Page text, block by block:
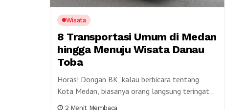
Wisata
8 Transportasi Umum di Medan
hingga Menuju Wisata Danau
Toba
Horas! Dongan BK, kalau berbicara tentang
Kota Medan, biasanya orang langsung teringat
pada kuliner lezat seperti durian, soto Medan,
2 Menit Membaca